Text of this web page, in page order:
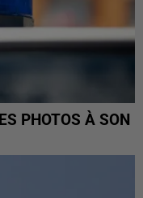
PHOTOS À SON